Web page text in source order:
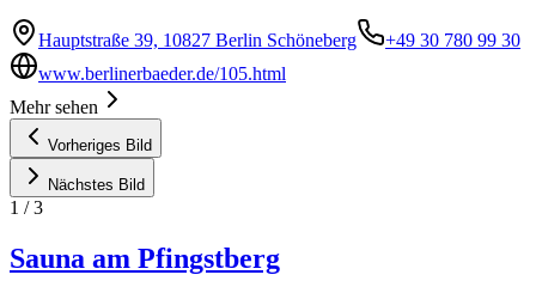
Hauptstraße 39, 10827 Berlin Schöneberg
+49 30 780 99 30
www.berlinerbaeder.de/105.html
Mehr sehen
Vorheriges Bild
Nächstes Bild
1 /3
Sauna am Pfingstberg